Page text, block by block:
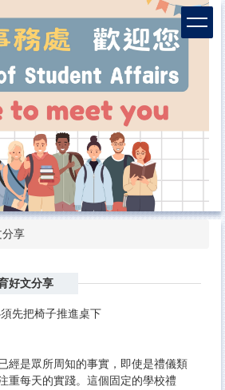
分享
好文分享
先把椅子推進桌下
經是眾所周知的事實，即使是禮儀類
重每天的實踐。這個固定的學校禮